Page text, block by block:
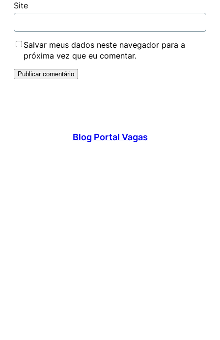
Site
Salvar meus dados neste navegador para a
próxima vez que eu comentar.
Blog Portal Vagas